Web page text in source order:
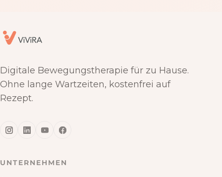
Digitale Bewegungstherapie für zu Hause.
Ohne lange Wartzeiten, kostenfrei auf
Rezept.
UNTERNEHMEN